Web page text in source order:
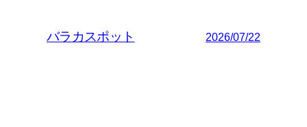
バラカスポット 2026/07/22